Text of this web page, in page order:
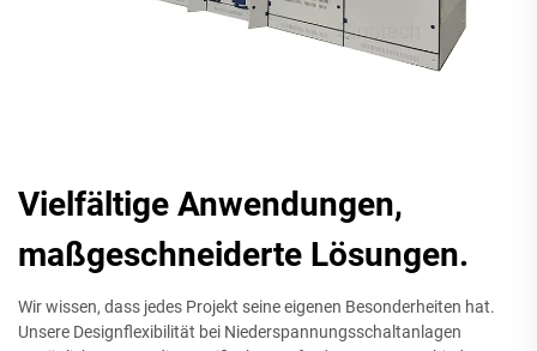
Vielfältige Anwendungen,
maßgeschneiderte Lösungen.
Wir wissen, dass jedes Projekt seine eigenen Besonderheiten hat.
Unsere Designflexibilität bei Niederspannungsschaltanlagen